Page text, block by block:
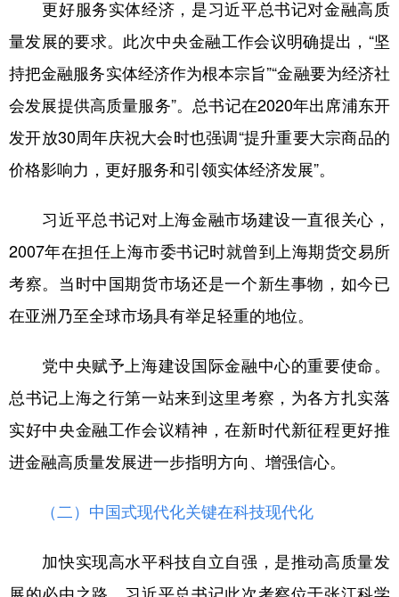
更好服务实体经济，是习近平总书记对金融高质
量发展的要求。此次中央金融工作会议明确提出，“坚
持把金融服务实体经济作为根本宗旨”“金融要为经济社
会发展提供高质量服务”。总书记在2020年出席浦东开
发开放30周年庆祝大会时也强调“提升重要大宗商品的
价格影响力，更好服务和引领实体经济发展”。
习近平总书记对上海金融市场建设一直很关心，
2007年在担任上海市委书记时就曾到上海期货交易所
考察。当时中国期货市场还是一个新生事物，如今已
在亚洲乃至全球市场具有举足轻重的地位。
党中央赋予上海建设国际金融中心的重要使命。
总书记上海之行第一站来到这里考察，为各方扎实落
实好中央金融工作会议精神，在新时代新征程更好推
进金融高质量发展进一步指明方向、增强信心。
（二）中国式现代化关键在科技现代化
加快实现高水平科技自立自强，是推动高质量发
展的必由之路。习近平总书记此次考察位于张江科学